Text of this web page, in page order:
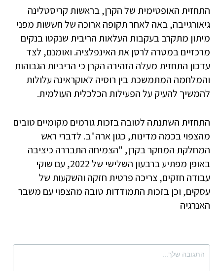
התחזית האופטימית של הקרן, בראשות קריסטלינה
גיאורגייבה, באה לאחר תקופה ארוכה של חששות מפני
מיתון מתקרב בעקבות העלאות הריבית שנקטו בנקים
מרכזיים במטרה לרסן את האינפלציה. ואומנם, לצד
עדכון התחזית מעלה הזהירה הקרן כי הריביות הגבוהות
והמלחמה המתמשכת בין רוסיה לאוקראינה עלולות
להמשיך להעיק על הפעילות הכלכלית העולמית.
התחזית השתנתה לטובה בזכות גורמים מקומיים טובים
מהצפוי בכמה מדינות, כגון ארה"ב. לדברי ראש
המחלקת המחקר בקרן, "הצמיחה התבררה כיציבה
באופן מפתיע ברבעון השלישי של 2022, עם שוקי
עבודה חזקים, צריכה פרטית חזקה והשקעות של
עסקים, וכן בזכות התמודדות טובה מהצפוי עם משבר
האנרגיה